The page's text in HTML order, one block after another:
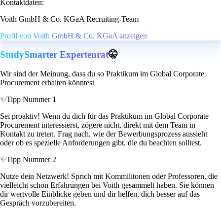
Kontaktdaten:
Voith GmbH & Co. KGaA Recruiting-Team
Profil von Voith GmbH & Co. KGaA anzeigen
StudySmarter Expertenrat🤫
Wir sind der Meinung, dass du so Praktikum im Global Corporate
Procurement erhalten könntest
✨Tipp Nummer 1
Sei proaktiv! Wenn du dich für das Praktikum im Global Corporate
Procurement interessierst, zögere nicht, direkt mit dem Team in
Kontakt zu treten. Frag nach, wie der Bewerbungsprozess aussieht
oder ob es spezielle Anforderungen gibt, die du beachten solltest.
✨Tipp Nummer 2
Nutze dein Netzwerk! Sprich mit Kommilitonen oder Professoren, die
vielleicht schon Erfahrungen bei Voith gesammelt haben. Sie können
dir wertvolle Einblicke geben und dir helfen, dich besser auf das
Gespräch vorzubereiten.